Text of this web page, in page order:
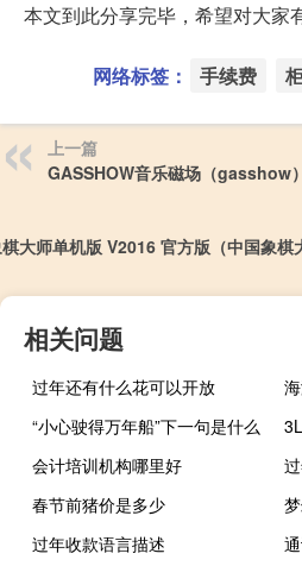
本文到此分享完毕，希望对大家
网络标签： 手续费
上一篇
GASSHOW音乐磁场（gasshow）
大师单机版 V2016 官方版（中国象棋
相关问题
过年还有什么花可以开放
“小心驶得万年船”下一句是什么
会计培训机构哪里好
春节前猪价是多少
过年收款语言描述